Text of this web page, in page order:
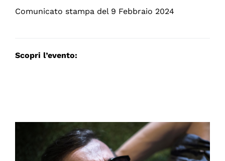
Comunicato stampa del 9 Febbraio 2024
Scopri l’evento: